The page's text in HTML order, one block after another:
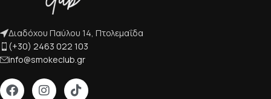
Διαδόχου Παύλου 14, Πτολεμαΐδα
(+30) 2463 022 103
info@smokeclub.gr